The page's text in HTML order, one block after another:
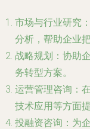
市场与行业研究
分析，帮助企业把
战略规划 ：协助
务转型方案。
运营管理咨询 ：
技术应用等方面
投融资咨询 ：为